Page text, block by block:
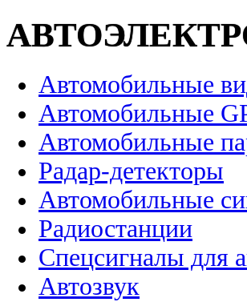
Автомобильные
Автомобильные
Автомобильные
Радар-детекторы
Автомобильные
Радиостанции
Спецсигналы для
Автозвук